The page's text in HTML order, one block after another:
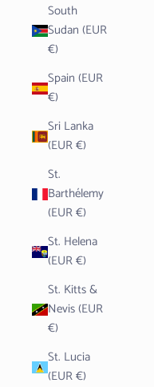
South
Sudan (EUR
€)
Spain (EUR
€)
Sri Lanka
(EUR €)
St.
Barthélemy
(EUR €)
St. Helena
(EUR €)
St. Kitts &
Nevis (EUR
€)
St. Lucia
(EUR €)